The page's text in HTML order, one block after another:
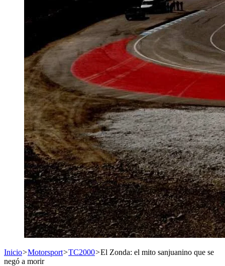
Inicio>Motorsport>TC2000>El Zonda: el mito sanjuanino que se
negó a morir